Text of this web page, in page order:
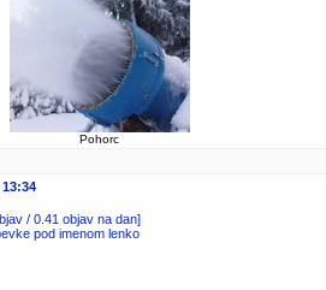
Pohorc
/ 0.41 objav na dan]
pod imenom lenko